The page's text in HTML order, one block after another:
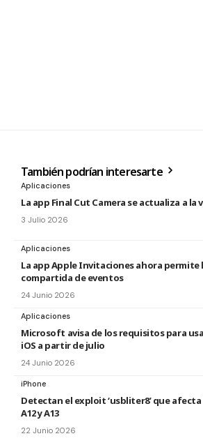
También podrían interesarte
Aplicaciones
La app Final Cut Camera se actualiza a la
3 Julio 2026
Aplicaciones
La app Apple Invitaciones ahora
compartida de eventos
24 Junio 2026
Aplicaciones
Microsoft avisa de los requisitos para
iOS a partir de julio
24 Junio 2026
iPhone
Detectan el exploit ‘usbliter8’ que
A12 y A13
22 Junio 2026